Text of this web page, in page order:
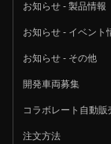
お知らせ - 製品情報
お知らせ - イベント
お知らせ - その他
開発車両募集
コラボレート自動販
注文方法